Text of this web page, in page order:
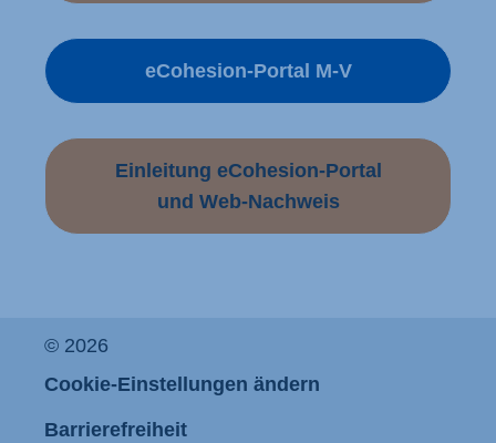
eCohesion-Portal M-V
Einleitung eCohesion-Portal
und Web-Nachweis
© 2026
Cookie-Einstellungen ändern
Barrierefreiheit